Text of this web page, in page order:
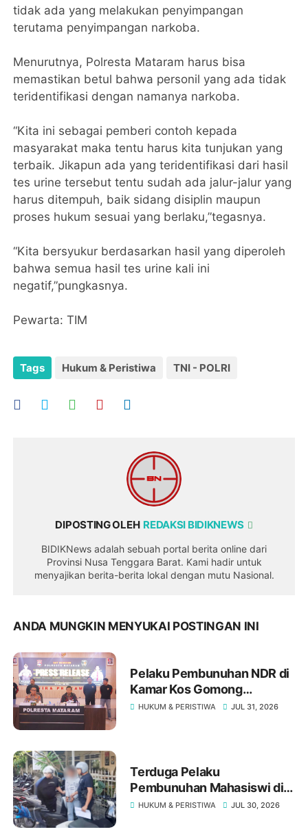
tidak ada yang melakukan penyimpangan
terutama penyimpangan narkoba.
Menurutnya, Polresta Mataram harus bisa
memastikan betul bahwa personil yang ada tidak
teridentifikasi dengan namanya narkoba.
“Kita ini sebagai pemberi contoh kepada
masyarakat maka tentu harus kita tunjukan yang
terbaik. Jikapun ada yang teridentifikasi dari hasil
tes urine tersebut tentu sudah ada jalur-jalur yang
harus ditempuh, baik sidang disiplin maupun
proses hukum sesuai yang berlaku,”tegasnya.
“Kita bersyukur berdasarkan hasil yang diperoleh
bahwa semua hasil tes urine kali ini
negatif,”pungkasnya.
Pewarta: TIM
Tags Hukum & Peristiwa TNI - POLRI
DIPOSTING OLEH REDAKSI BIDIKNEWS
BIDIKNews adalah sebuah portal berita online dari
Provinsi Nusa Tenggara Barat. Kami hadir untuk
menyajikan berita-berita lokal dengan mutu Nasional.
ANDA MUNGKIN MENYUKAI POSTINGAN INI
Pelaku Pembunuhan NDR di
Kamar Kos Gomong
Mataram Ternyata Residivis
HUKUM & PERISTIWA JUL 31, 2026
Terduga Pelaku
Pembunuhan Mahasiswi di
Gomong Akhirnya Ditangkap
HUKUM & PERISTIWA JUL 30, 2026